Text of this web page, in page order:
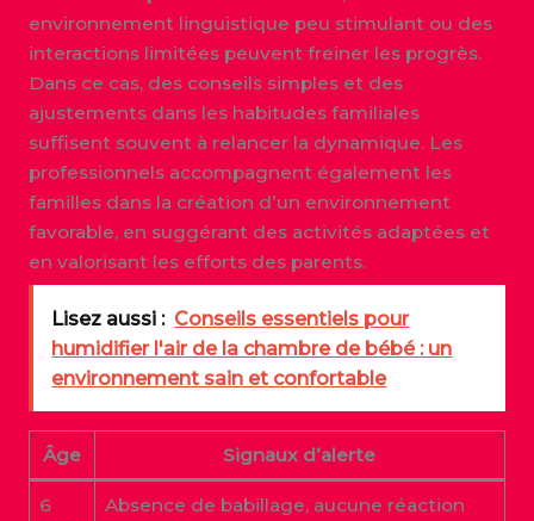
environnement linguistique peu stimulant ou des
interactions limitées peuvent freiner les progrès.
Dans ce cas, des conseils simples et des
ajustements dans les habitudes familiales
suffisent souvent à relancer la dynamique. Les
professionnels accompagnent également les
familles dans la création d’un environnement
favorable, en suggérant des activités adaptées et
en valorisant les efforts des parents.
Lisez aussi : Conseils essentiels pour
humidifier l'air de la chambre de bébé : un
environnement sain et confortable
Âge Signaux d’alerte
6
Absence de babillage, aucune réaction